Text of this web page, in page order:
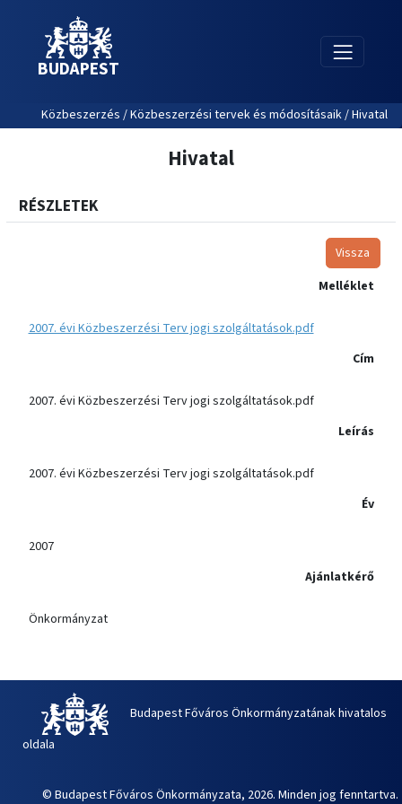
BUDAPEST
Közbeszerzés / Közbeszerzési tervek és módosításaik / Hivatal
Hivatal
RÉSZLETEK
Vissza
Melléklet
2007. évi Közbeszerzési Terv jogi szolgáltatások.pdf
Cím
2007. évi Közbeszerzési Terv jogi szolgáltatások.pdf
Leírás
2007. évi Közbeszerzési Terv jogi szolgáltatások.pdf
Év
2007
Ajánlatkérő
Önkormányzat
Budapest Főváros Önkormányzatának hivatalos
oldala
© Budapest Főváros Önkormányzata, 2026. Minden jog fenntartva.